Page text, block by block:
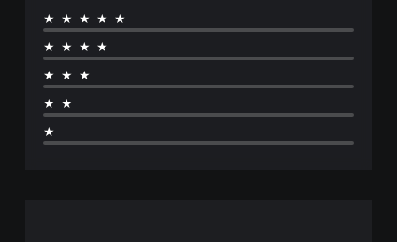
★★★★★
★★★★
★★★
★★
★